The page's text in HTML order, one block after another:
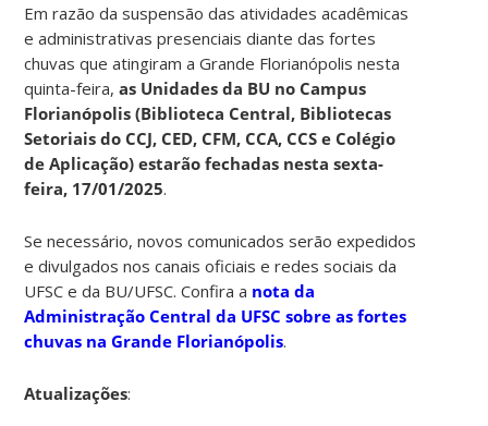
Em razão da suspensão das atividades acadêmicas
e administrativas presenciais diante das fortes
chuvas que atingiram a Grande Florianópolis nesta
quinta-feira,as Unidades da BU no Campus
Florianópolis (Biblioteca Central, Bibliotecas
Setoriais do CCJ, CED, CFM, CCA, CCS e Colégio
de Aplicação) estarão fechadas nesta sexta-
feira, 17/01/2025.
Se necessário, novos comunicados serão expedidos
e divulgados nos canais oficiais e redes sociais da
UFSC e da BU/UFSC. Confira a nota da
Administração Central da UFSC sobre as fortes
chuvas na Grande Florianópolis.
Atualizações: